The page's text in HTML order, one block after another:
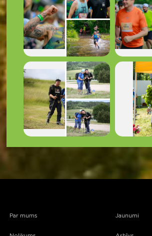
Par mums Jaunumi